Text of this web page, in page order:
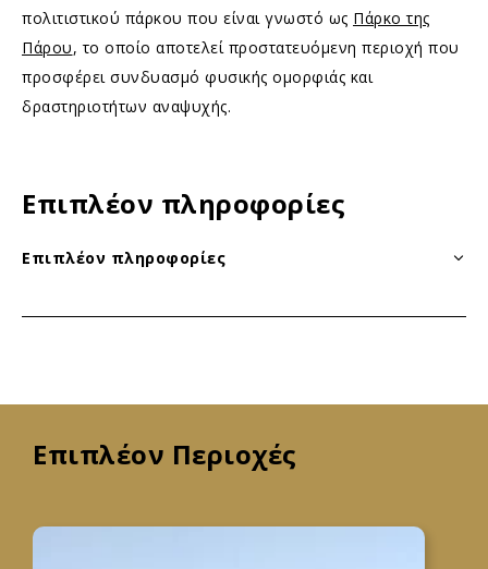
πολιτιστικού πάρκου που είναι γνωστό ως Πάρκο της
Πάρου, το οποίο αποτελεί προστατευόμενη περιοχή που
προσφέρει συνδυασμό φυσικής ομορφιάς και
δραστηριοτήτων αναψυχής.
Επιπλέον πληροφορίες
Επιπλέον πληροφορίες
Επιπλέον Περιοχές